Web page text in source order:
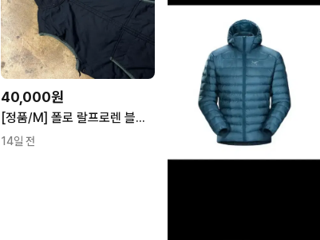
40,000원
[정품/M] 폴로 랄프로렌 블랙 베스트
14일 전